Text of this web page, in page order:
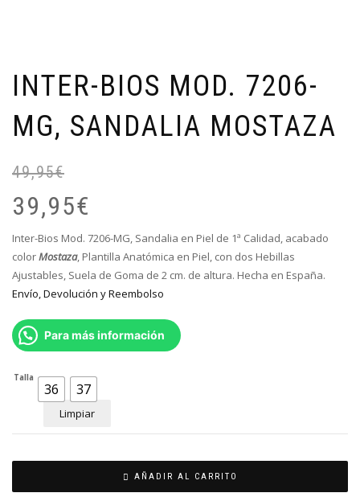
INTER-BIOS MOD. 7206-
MG, SANDALIA MOSTAZA
49,95€
39,95€
Inter-Bios Mod. 7206-MG, Sandalia en Piel de 1ª Calidad, acabado
colorMostaza, Plantilla Anatómica en Piel, con dos Hebillas
Ajustables, Suela de Goma de 2 cm. de altura. Hecha en España.
Envío, Devolución y Reembolso
Para más información
Talla
36 37
Limpiar
AÑADIR AL CARRITO